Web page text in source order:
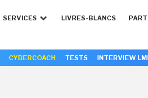
SERVICES LIVRES-BLANCS
CYBERCOACH TESTS INTERVIEW LMI